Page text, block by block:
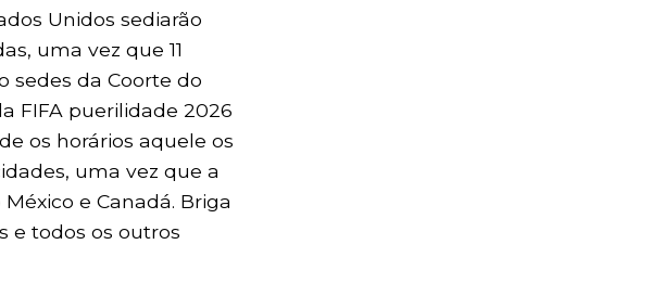
Unidos sediarão
uma vez que 11
sedes da Coorte do
FIFA puerilidade 2026
os horários aquele os
uma vez que a
e Canadá. Briga
e todos os outros